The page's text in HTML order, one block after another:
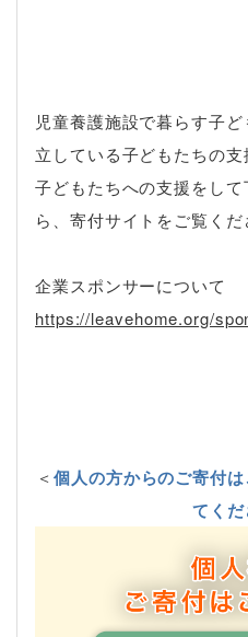
児童養護施設で暮らす子
立している子どもたちの支
子どもたちへの支援をし
ら、寄付サイトをご覧くだ
企業スポンサーについて
https://leavehome.org/
＜個人の方からのご寄付
てく